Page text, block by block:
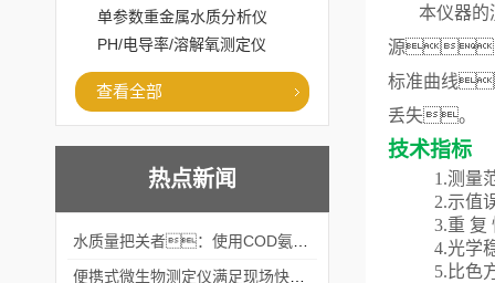
件直播大全
单参数重金属水质分析仪
PH/电导率/溶解氧测定仪
查看全部
热点新闻
本仪器的
源，
标准曲线
丢失。
技术指标
1.测量
2.示
3.重
4.光学
5.比